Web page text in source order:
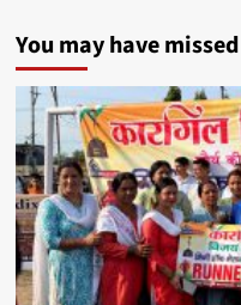
You may have missed